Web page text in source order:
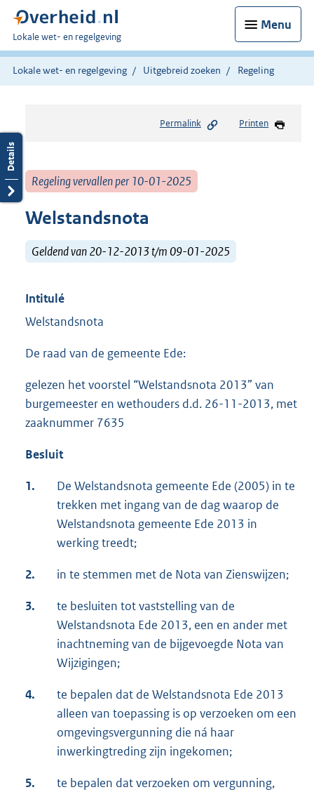
Menu
U
bent
hier:
Lokale wet- en regelgeving
Lokale wet- en regelgeving Uitgebreid zoeken Regeling
Permalink Printen
Regeling vervallen per 10-01-2025
Welstandsnota
Geldend van 20-12-2013 t/m 09-01-2025
Intitulé
Welstandsnota
De raad van de gemeente Ede:
gelezen het voorstel “Welstandsnota 2013” van
burgemeester en wethouders d.d. 26-11-2013, met
zaaknummer 7635
Besluit
1.
De Welstandsnota gemeente Ede (2005) in te
trekken met ingang van de dag waarop de
Welstandsnota gemeente Ede 2013 in
werking treedt;
2. in te stemmen met de Nota van Zienswijzen;
3.
te besluiten tot vaststelling van de
Welstandsnota Ede 2013, een en ander met
inachtneming van de bijgevoegde Nota van
Wijzigingen;
4.
te bepalen dat de Welstandsnota Ede 2013
alleen van toepassing is op verzoeken om een
omgevingsvergunning die ná haar
inwerkingtreding zijn ingekomen;
5.
te bepalen dat verzoeken om vergunning,